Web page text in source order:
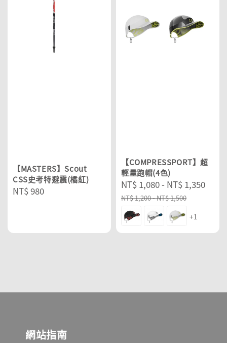
【MASTERS】Scout
CSS史考特避震(橘紅)
Regular
NT$ 980
【COMPRESSPORT】超
輕量跑帽(4色)
Sale
price
NT$ 1,080- NT$ 1,350
NT$ 1,200-NT$ 1,500
+1
網站指南